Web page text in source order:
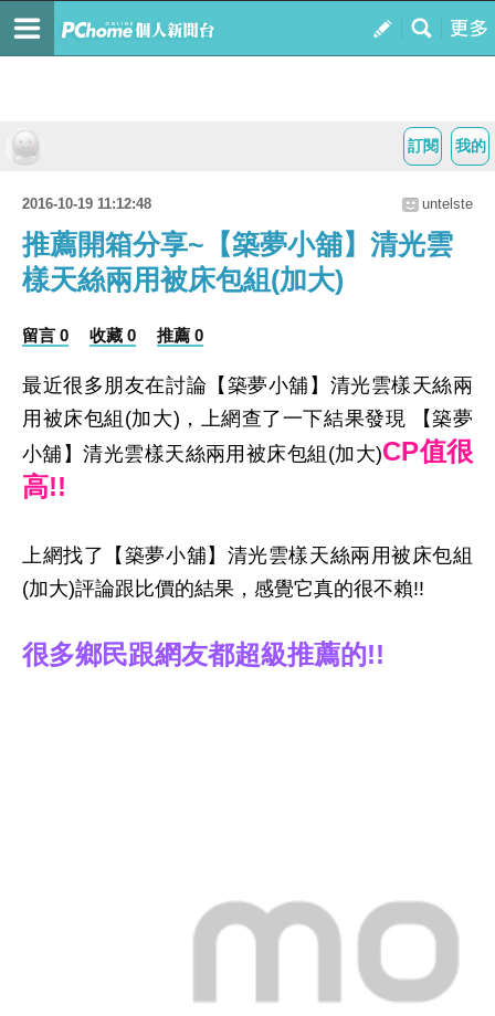
我的
訂閱
2016-10-19 11:12:48 untelste
推薦開箱分享~【築夢小舖】清光雲
樣天絲兩用被床包組(加大)
留言 0 收藏 0 推薦 0
最近很多朋友在討論【築夢小舖】清光雲樣天絲兩
用被床包組(加大)，上網查了一下結果發現 【築夢
小舖】清光雲樣天絲兩用被床包組(加大)CP值很
高!!
上網找了【築夢小舖】清光雲樣天絲兩用被床包組
(加大)評論跟比價的結果，感覺它真的很不賴!!
很多鄉民跟網友都超級推薦的!!